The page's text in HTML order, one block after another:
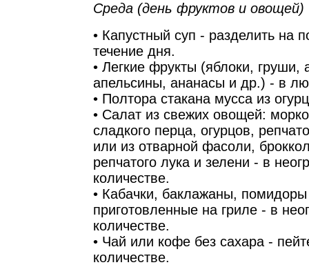
Среда (день фруктов и овощей)
• Капустный суп - разделить на
течение дня.
• Легкие фрукты (яблоки, груши,
апельсины, ананасы и др.) - в
• Полтора стакана мусса из
• Салат из свежих овощей:
сладкого перца, огурцов,
или из отварной фасоли,
репчатого лука и зелени - в
количестве.
• Кабачки, баклажаны,
приготовленные на гриле - в
количестве.
• Чай или кофе без сахара -
количестве.